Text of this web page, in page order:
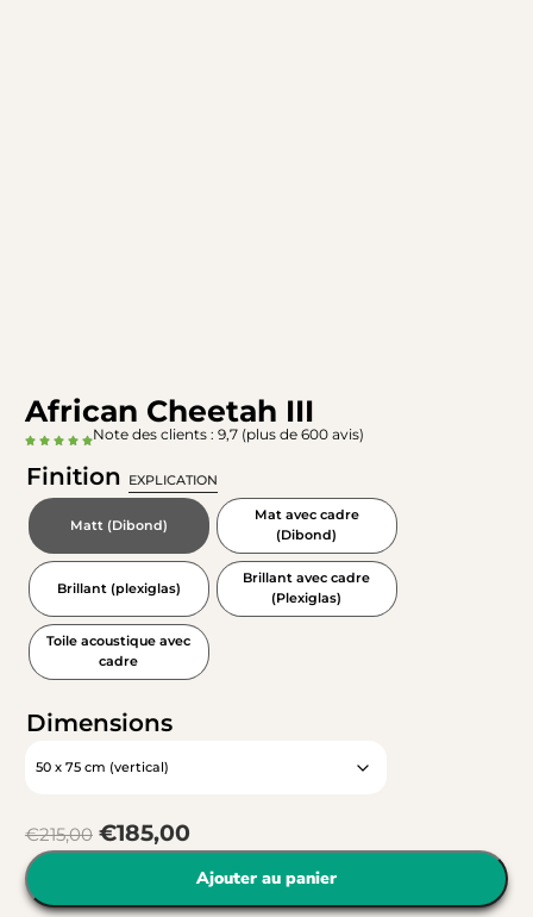
African Cheetah III
Note des clients : 9,7 (plus de 600 avis)
Finition EXPLICATION
Matt (Dibond)
Mat avec cadre
(Dibond)
Brillant (plexiglas)
Brillant avec cadre
(Plexiglas)
Toile acoustique avec
cadre
Dimensions
€215,00 €185,00
Ajouter au panier